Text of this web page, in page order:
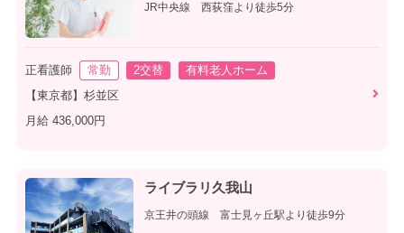
JR中央線 西荻窪より徒歩5分
正看護師 常勤 2交替
有料老人ホーム
【東京都】杉並区
月給 436,000円
ライブラリ久我山
京王井の頭線 富士見ヶ丘駅より徒歩9分